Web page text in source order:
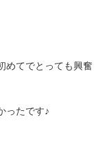
めてでとっても興奮
ったです♪